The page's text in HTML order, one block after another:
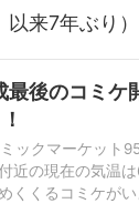
来7年ぶり）
最後のコミ
ックマーケット
近の現在の気温
くくるコミケが